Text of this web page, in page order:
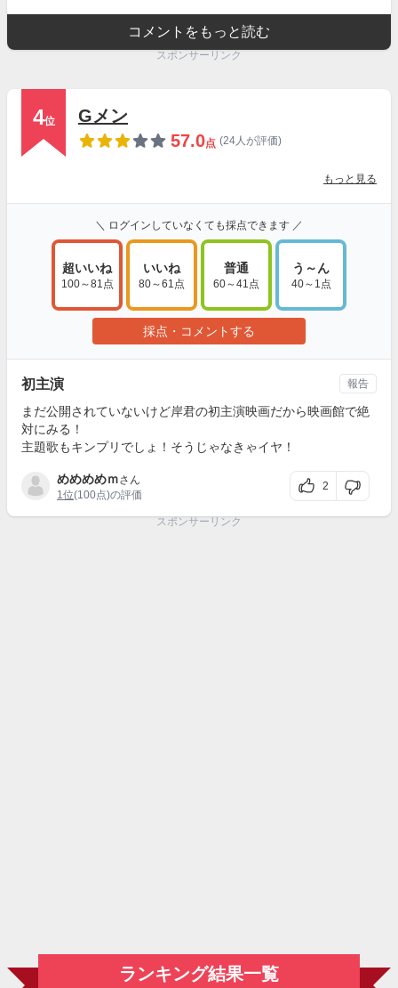
コメントをもっと読む
スポンサーリンク
4位
Gメン
57.0点 (24人が評価)
もっと見る
＼ ログインしていなくても採点できます ／
超いいね
100～81点
いいね
80～61点
普通
60～41点
う～ん
40～1点
採点・コメントする
初主演
まだ公開されていないけど岸君の初主演映画だから映画館で絶
対にみる！
主題歌もキンプリでしょ！そうじゃなきゃイヤ！
めめめめｍさん
1位(100点)の評価
2
報告
スポンサーリンク
ランキング結果一覧